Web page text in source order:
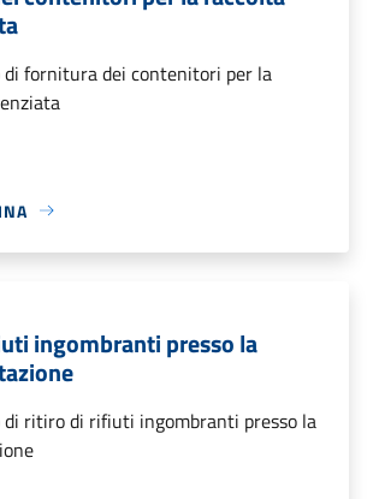
di fornitura dei contenitori per la
ingombranti presso la
di ritiro di rifiuti ingombranti presso la